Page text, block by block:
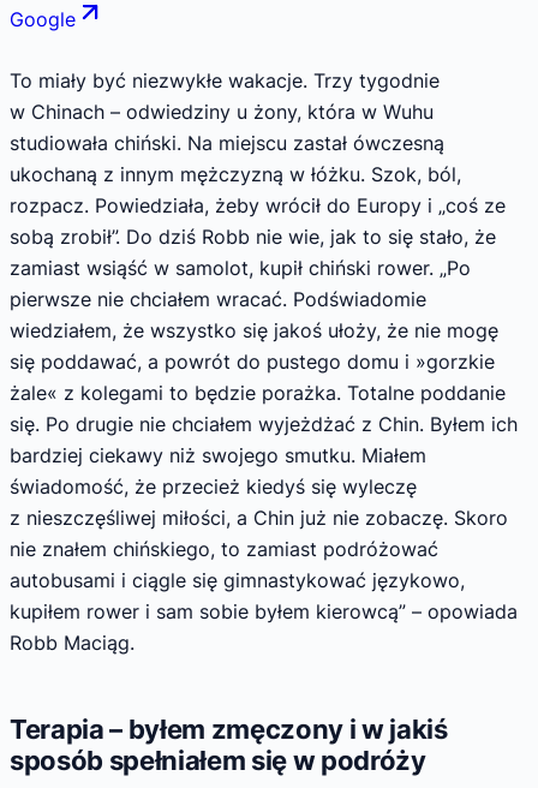
Google
To miały być niezwykłe wakacje. Trzy tygodnie
w Chinach – odwiedziny u żony, która w Wuhu
studiowała chiński. Na miejscu zastał ówczesną
ukochaną z innym mężczyzną w łóżku. Szok, ból,
rozpacz. Powiedziała, żeby wrócił do Europy i „coś ze
sobą zrobił”. Do dziś Robb nie wie, jak to się stało, że
zamiast wsiąść w samolot, kupił chiński rower. „Po
pierwsze nie chciałem wracać. Podświadomie
wiedziałem, że wszystko się jakoś ułoży, że nie mogę
się poddawać, a powrót do pustego domu i »gorzkie
żale« z kolegami to będzie porażka. Totalne poddanie
się. Po drugie nie chciałem wyjeżdżać z Chin. Byłem ich
bardziej ciekawy niż swojego smutku. Miałem
świadomość, że przecież kiedyś się wyleczę
z nieszczęśliwej miłości, a Chin już nie zobaczę. Skoro
nie znałem chińskiego, to zamiast podróżować
autobusami i ciągle się gimnastykować językowo,
kupiłem rower i sam sobie byłem kierowcą” – opowiada
Robb Maciąg.
Terapia – byłem zmęczony i w jakiś
sposób spełniałem się w podróży